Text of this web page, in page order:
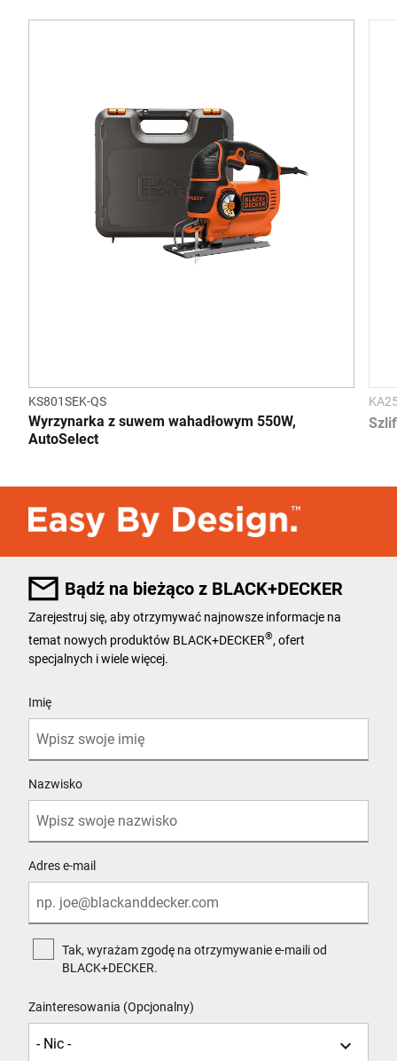
KS801SEK-QS
Wyrzynarka z suwem wahadłowym 550W,
AutoSelect
Bądź na bieżąco z BLACK+DECKER
Zarejestruj się, aby otrzymywać najnowsze informacje na
temat nowych produktów BLACK+DECKER® , ofert
specjalnych i wiele więcej.
Imię
Nazwisko
Adres e-mail
Tak, wyrażam zgodę na otrzymywanie e-maili od
BLACK+DECKER.
Zainteresowania (Opcjonalny)